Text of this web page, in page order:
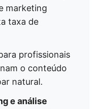
marketing
taxa de
profissionais
o conteúdo
natural.
e análise